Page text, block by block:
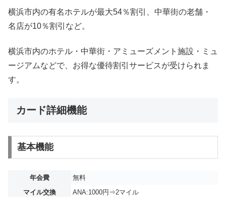
横浜市内の有名ホテルが最大54％割引、中華街の老舗・
名店が10％割引など。
横浜市内のホテル・中華街・アミューズメント施設・ミュ
ージアムなどで、お得な優待割引サービスが受けられま
す。
カード詳細機能
基本機能
年会費
無料
マイル交換
ANA:1000円⇒2マイル